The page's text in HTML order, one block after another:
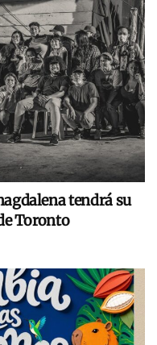
tendrá su
Toronto